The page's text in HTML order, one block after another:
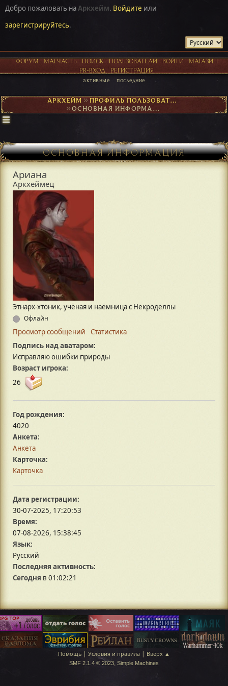
Добро пожаловать наАркхейм. Войдите или
зарегистрируйтесь.
ФОРУМ МАТЧАСТЬ ПОИСК ПОЛЬЗОВАТЕЛИ ВОЙТИ
МАГАЗИН
PR-ВХОД
РЕГИСТРАЦИЯ
активные последние
АРКХЕЙМ► ПРОФИЛЬ ПОЛЬЗОВАТЕЛЯ АРИАНА
► ОСНОВНАЯ ИНФОРМАЦИЯ
ОСНОВНАЯ ИНФОРМАЦИЯ
Ариана
Аркхеймец
Этнарх-хтоник, учёная и наёмница с Некроделлы
Офлайн
Просмотр сообщений
Статистика
Подпись над аватаром:
Исправляю ошибки природы
Возраст игрока:
26
Год рождения:
4020
Анкета:
Анкета
Карточка:
Карточка
Дата регистрации:
30-07-2025, 17:20:53
Время:
07-08-2026, 15:38:45
Язык:
Русский
Последняя активность:
Сегодня в 01:02:21
Помощь | Условия и правила | Вверх ▲
SMF 2.1.4 © 2023, Simple Machines